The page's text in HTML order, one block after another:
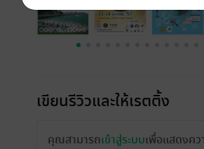
เขียนรีวิวและให้เรตติ้ง
คุณสามารถเข้าสู่ระบบเพื่อแสดงคว